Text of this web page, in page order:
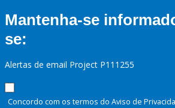
Mantenha-se
se:
Alertas de email Project P111255
Concordo com os termos do Aviso de